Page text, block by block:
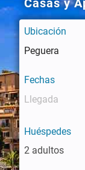
Casas y
Ubicación
Fechas
Huéspedes
2 adultos